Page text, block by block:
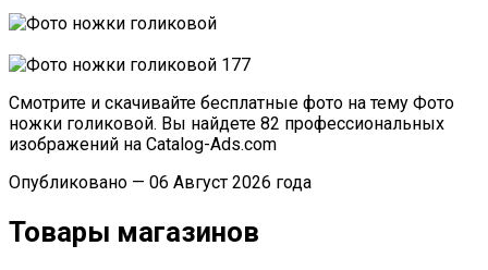
Смотрите и скачивайте бесплатные фото на тему Фото
ножки голиковой. Вы найдете 82 профессиональных
изображений на Catalog-Ads.com
Опубликовано — 06 Август 2026 года
Товары магазинов